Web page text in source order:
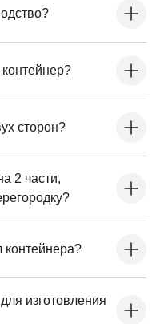
сторон?
2 части,
контейнера?
изготовления